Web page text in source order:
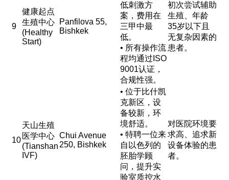
9
健康起点
生殖中心
(Healthy
Start)
Panfilova 55,
Bishkek
低刺激方
案，费用在
三甲中最
低。
• 所有操作流
程均通过ISO
9001认证，
合规性强。
初次尝试辅助
生殖、年龄
35岁以下且
无复杂因素的
患者。
10
天山生殖
医学中心
(Tianshan
IVF)
Chui Avenue
250, Bishkek
• 位于比什凯
克新区，设
备较新，环
境舒适。
• 特聘一位来
自以色列的
胚胎学顾
问，提升实
验室质控水
对医院环境要
求高、追求新
设备体验的患
者。